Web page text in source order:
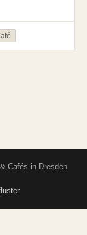
Cafés in Dresden